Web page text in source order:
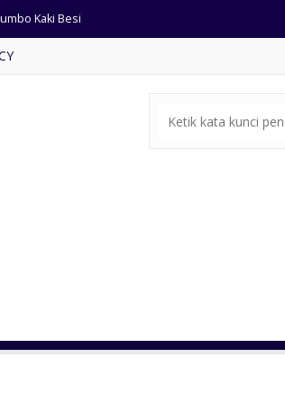
Kaki Besi
Kombinasi Busa
Pintu 6 Antik
Warna Putih Kaca